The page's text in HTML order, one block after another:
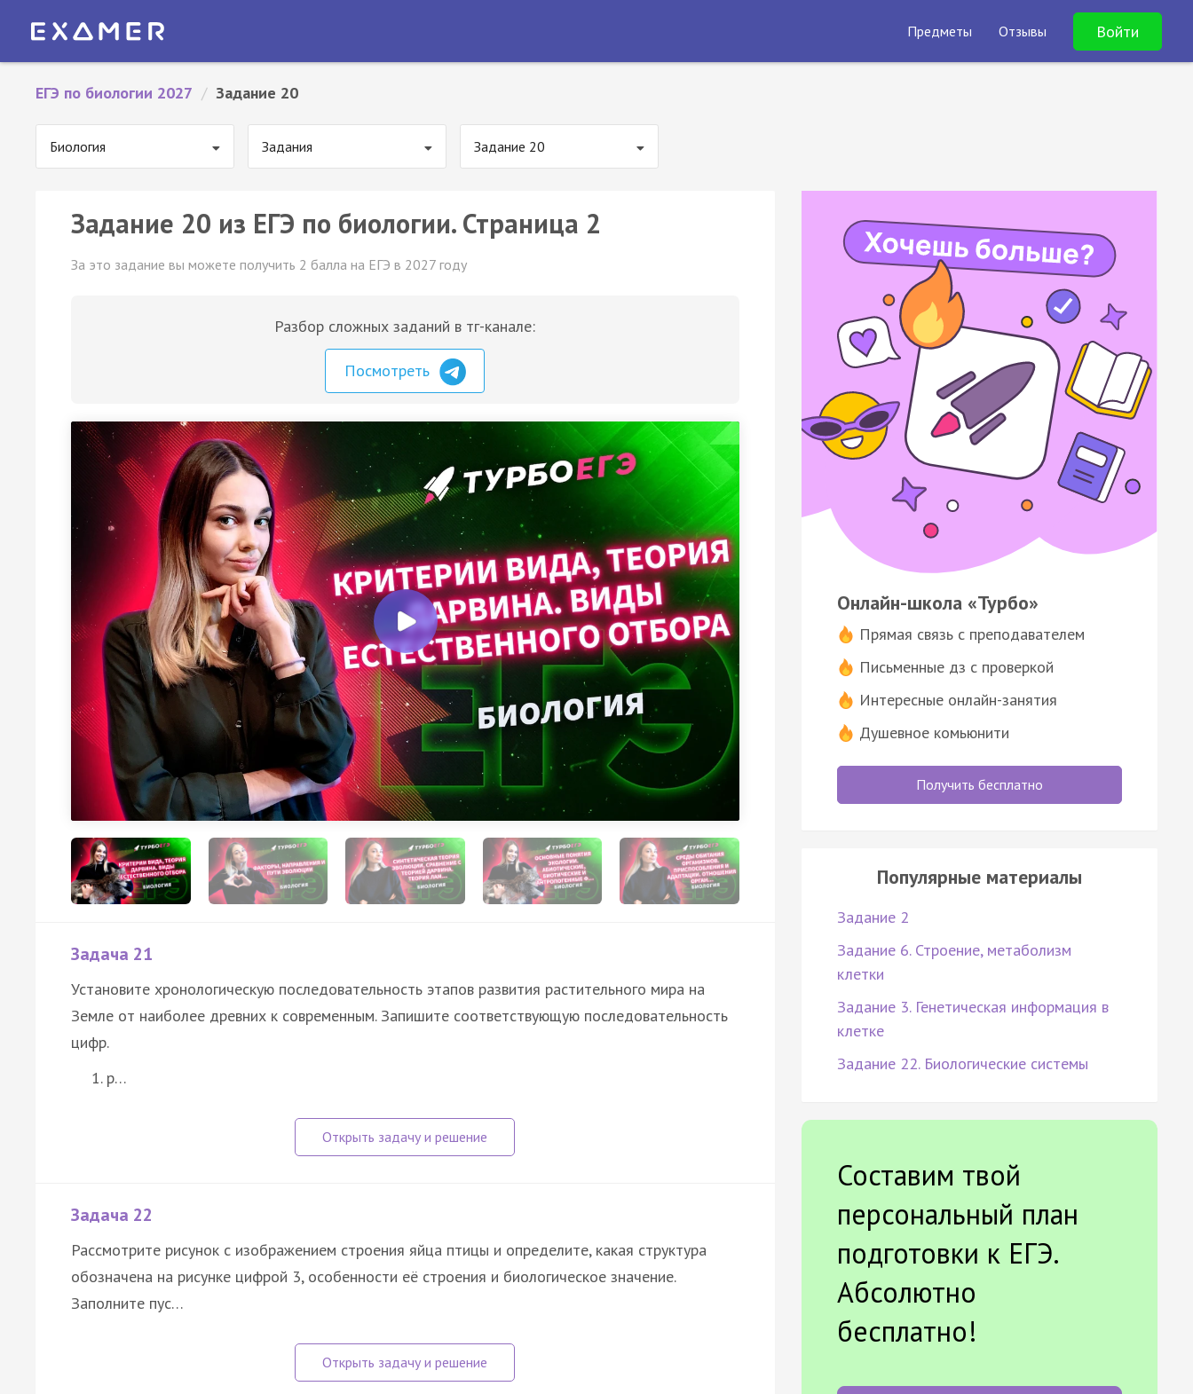
Предметы Отзывы Войти
ЕГЭ по биологии 2027 / Задание 20
Биология Задания Задание 20
Задание 20 из ЕГЭ по биологии. Страница 2
За это задание вы можете получить 2 балла на ЕГЭ в 2027 году
Разбор сложных заданий в тг-канале:
Посмотреть
Задача 21
Установите хронологическую последовательность этапов развития растительного мира на
Земле от наиболее древних к современным. Запишите соответствующую последовательность
цифр.
р…
Задача 22
Рассмотрите рисунок с изображением строения яйца птицы и определите, какая структура
обозначена на рисунке цифрой 3, особенности её строения и биологическое значение.
Заполните пус…
Онлайн-школа «Турбо»
Прямая связь с преподавателем
Письменные дз с проверкой
Интересные онлайн-занятия
Душевное комьюнити
Получить бесплатно
Популярные материалы
Задание 2
Задание 6. Строение, метаболизм
клетки
Задание 3. Генетическая информация в
клетке
Задание 22. Биологические системы
Составим твой
персональный план
подготовки к ЕГЭ.
Абсолютно
бесплатно!